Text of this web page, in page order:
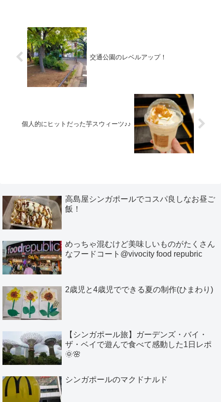
交通公園のレベルアップ！
個人的にヒットだった芋スウィーツ♪♪
高島屋シンガポールでコスパ良しなお昼ご
飯！
めっちゃ混むけど美味しいものがたくさん
なフードコート@vivocity food repubric
2歳児と4歳児でできる夏の制作(ひまわり)
【シンガポール旅】ガーデンズ・バイ・
ザ・ベイで遊んで食べて感動した1日レポ
🌞🌸
シンガポールのマクドナルド